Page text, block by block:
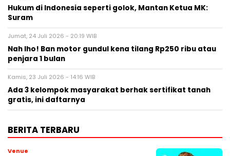
Hukum di Indonesia seperti golok, Mantan Ketua MK:
Suram
Jumat, 24 Juli 2026 - 20:19 WIB
Nah lho! Ban motor gundul kena tilang Rp250 ribu atau
penjara 1 bulan
Kamis, 23 Juli 2026 - 14:16 WIB
Ada 3 kelompok masyarakat berhak sertifikat tanah
gratis, ini daftarnya
BERITA TERBARU
Venue